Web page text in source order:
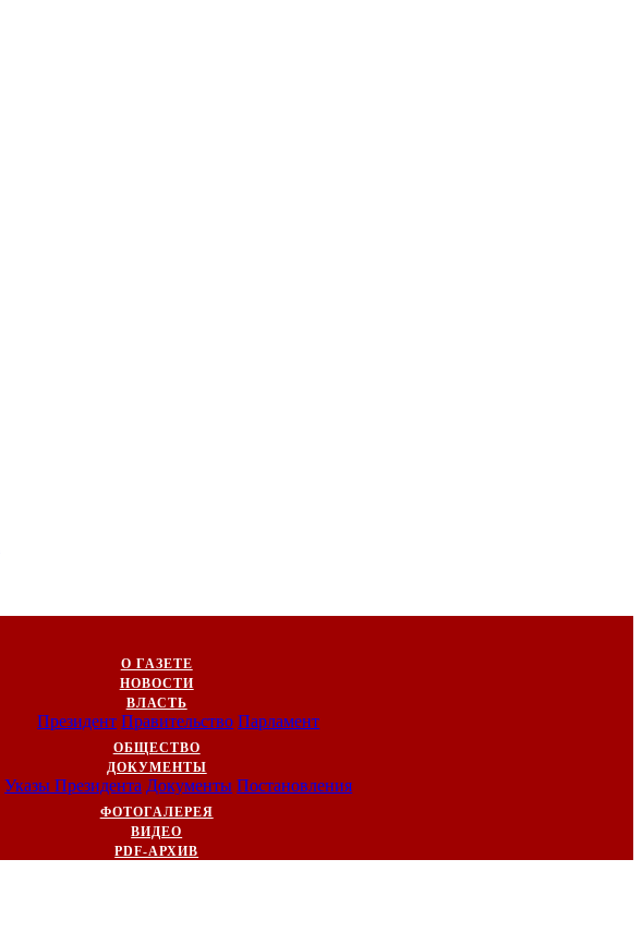
О ГАЗЕТЕ
НОВОСТИ
ВЛАСТЬ
Президент Правительство Парламент
ОБЩЕСТВО
ДОКУМЕНТЫ
Указы Президента Документы Постановления
ФОТОГАЛЕРЕЯ
ВИДЕО
PDF-АРХИВ